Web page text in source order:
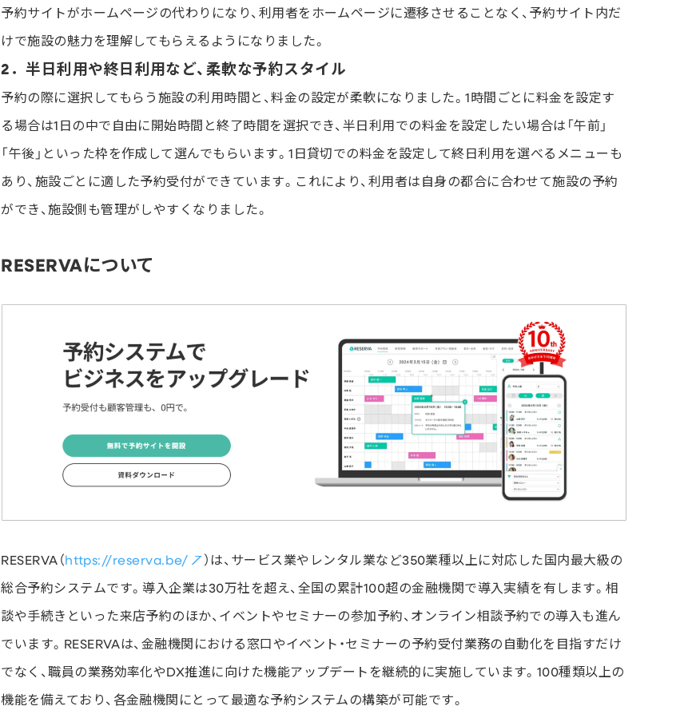
予約サイトがホームページの代わりになり、利用者をホームページに遷移させることなく、予約サイト内だ
けで施設の魅力を理解してもらえるようになりました。
2．半日利用や終日利用など、柔軟な予約スタイル
予約の際に選択してもらう施設の利用時間と、料金の設定が柔軟になりました。1時間ごとに料金を設定す
る場合は1日の中で自由に開始時間と終了時間を選択でき、半日利用での料金を設定したい場合は「午前」
「午後」といった枠を作成して選んでもらいます。1日貸切での料金を設定して終日利用を選べるメニューも
あり、施設ごとに適した予約受付ができています。これにより、利用者は自身の都合に合わせて施設の予約
ができ、施設側も管理がしやすくなりました。
RESERVAについて
RESERVA（https://reserva.be/
）は、サービス業やレンタル業など350業種以上に対応した国内最大級の
総合予約システムです。導入企業は30万社を超え、全国の累計100超の金融機関で導入実績を有します。相
談や手続きといった来店予約のほか、イベントやセミナーの参加予約、オンライン相談予約での導入も進ん
でいます。RESERVAは、金融機関における窓口やイベント・セミナーの予約受付業務の自動化を目指すだけ
でなく、職員の業務効率化やDX推進に向けた機能アップデートを継続的に実施しています。100種類以上の
機能を備えており、各金融機関にとって最適な予約システムの構築が可能です。